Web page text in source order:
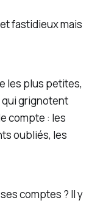
fastidieux mais
les plus petites,
grignotent
compte : les
oubliés, les
comptes ? Il y